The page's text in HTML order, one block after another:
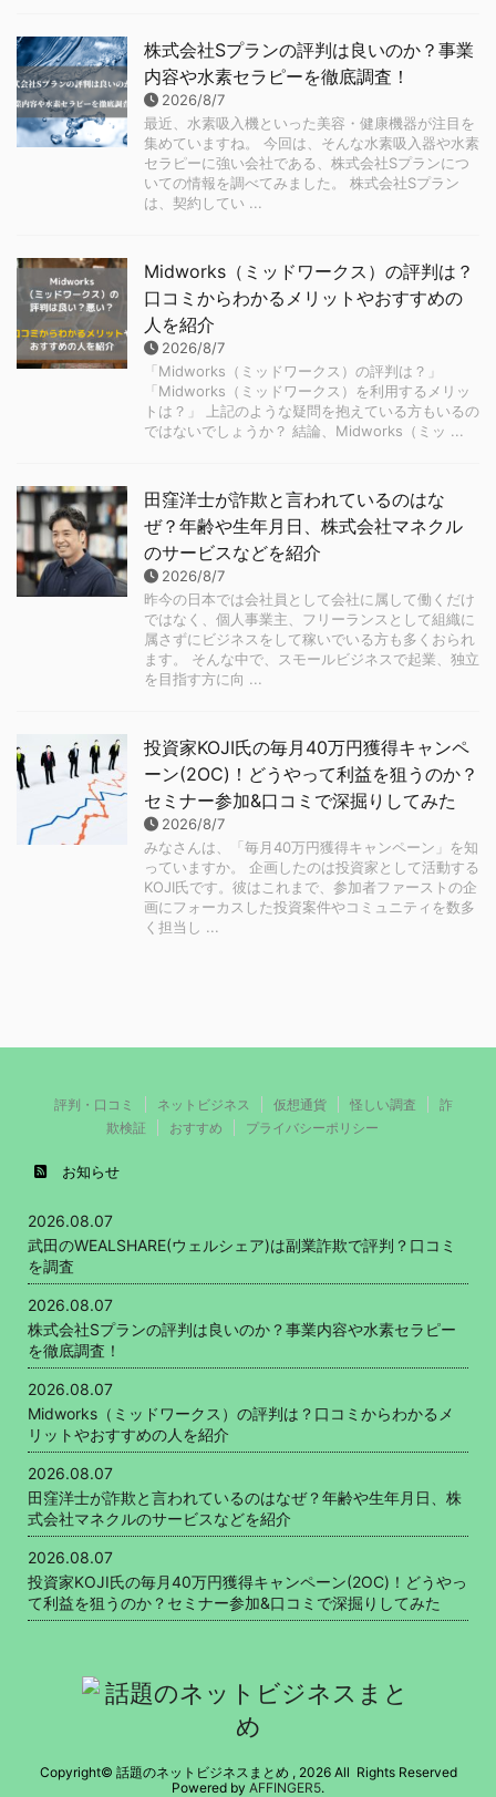
株式会社Sプランの評判は良いのか？事業
内容や水素セラピーを徹底調査！
2026/8/7
最近、水素吸入機といった美容・健康機器が注目を
集めていますね。 今回は、そんな水素吸入器や水素
セラピーに強い会社である、株式会社Sプランにつ
いての情報を調べてみました。 株式会社Sプラン
は、契約してい ...
Midworks（ミッドワークス）の評判は？
口コミからわかるメリットやおすすめの
人を紹介
2026/8/7
「Midworks（ミッドワークス）の評判は？」
「Midworks（ミッドワークス）を利用するメリッ
トは？」 上記のような疑問を抱えている方もいるの
ではないでしょうか？ 結論、Midworks（ミッ ...
田窪洋士が詐欺と言われているのはな
ぜ？年齢や生年月日、株式会社マネクル
のサービスなどを紹介
2026/8/7
昨今の日本では会社員として会社に属して働くだけ
ではなく、個人事業主、フリーランスとして組織に
属さずにビジネスをして稼いでいる方も多くおられ
ます。 そんな中で、スモールビジネスで起業、独立
を目指す方に向 ...
投資家KOJI氏の毎月40万円獲得キャンペ
ーン(2OC)！どうやって利益を狙うのか？
セミナー参加&口コミで深掘りしてみた
2026/8/7
みなさんは、「毎月40万円獲得キャンペーン」を知
っていますか。 企画したのは投資家として活動する
KOJI氏です。彼はこれまで、参加者ファーストの企
画にフォーカスした投資案件やコミュニティを数多
く担当し ...
評判・口コミ ネットビジネス 仮想通貨 怪しい調査
詐
欺検証
おすすめ プライバシーポリシー
お知らせ
2026.08.07
武田のWEALSHARE(ウェルシェア)は副業詐欺で評判？口コミ
を調査
2026.08.07
株式会社Sプランの評判は良いのか？事業内容や水素セラピー
を徹底調査！
2026.08.07
Midworks（ミッドワークス）の評判は？口コミからわかるメ
リットやおすすめの人を紹介
2026.08.07
田窪洋士が詐欺と言われているのはなぜ？年齢や生年月日、株
式会社マネクルのサービスなどを紹介
2026.08.07
投資家KOJI氏の毎月40万円獲得キャンペーン(2OC)！どうやっ
て利益を狙うのか？セミナー参加&口コミで深掘りしてみた
Copyright© 話題のネットビジネスまとめ , 2026 All Rights Reserved
Powered by AFFINGER5.